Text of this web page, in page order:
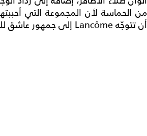
من الحماسة لأن المجموعة التي
أن تتوجّه Lancôme إلى جمهور عاشق للموضة.